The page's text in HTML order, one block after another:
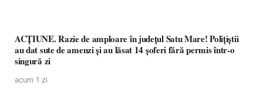
ACȚIUNE. Razie de amploare în județul Satu Mare! Polițiștii
au dat sute de amenzi și au lăsat 14 șoferi fără permis într-o
singură zi
acum 1 zi